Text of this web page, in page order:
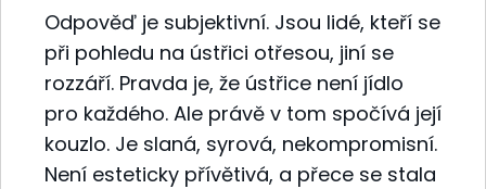
Odpověď je subjektivní. Jsou lidé, kteří se
při pohledu na ústřici otřesou, jiní se
rozzáří. Pravda je, že ústřice není jídlo
pro každého. Ale právě v tom spočívá její
kouzlo. Je slaná, syrová, nekompromisní.
Není esteticky přívětivá, a přece se stala